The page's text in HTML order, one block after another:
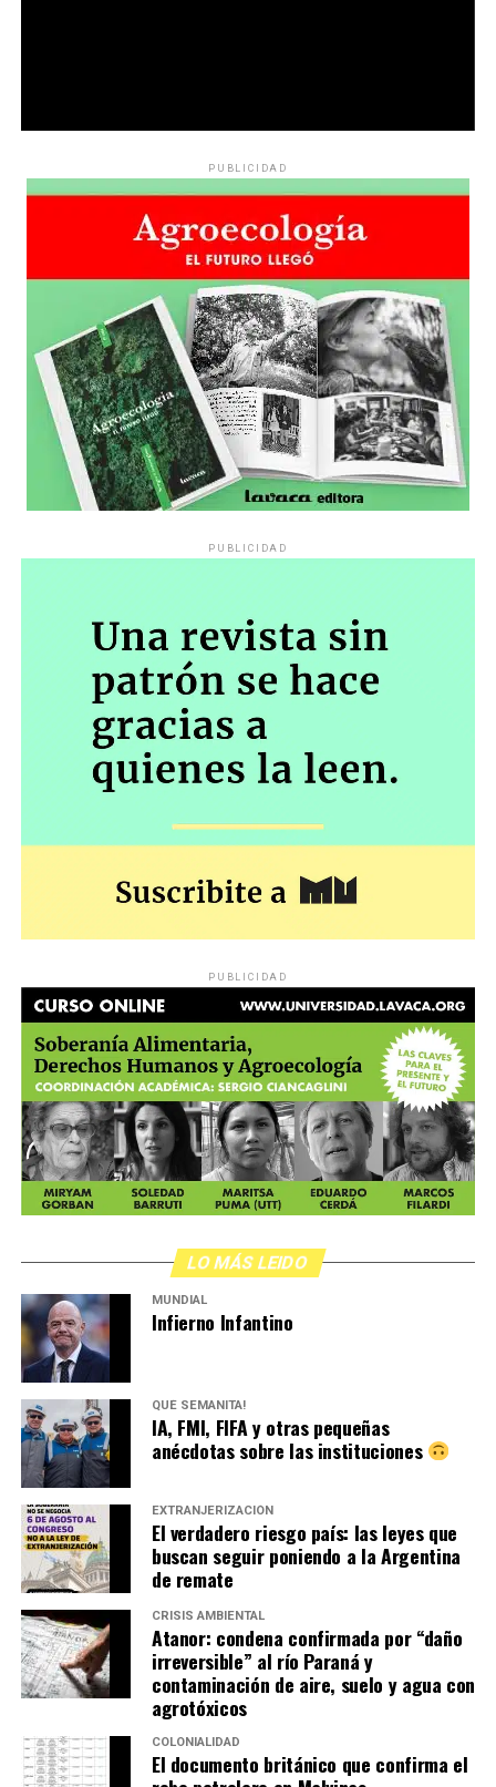
PUBLICIDAD
PUBLICIDAD
PUBLICIDAD
LO MÁS LEIDO
MUNDIAL
Infierno Infantino
QUÉ SEMANITA!
IA, FMI, FIFA y otras pequeñas
anécdotas sobre las instituciones
EXTRANJERIZACIÓN
El verdadero riesgo país: las leyes que
buscan seguir poniendo a la Argentina
de remate
CRISIS AMBIENTAL
Atanor: condena confirmada por “daño
irreversible” al río Paraná y
contaminación de aire, suelo y agua con
agrotóxicos
COLONIALIDAD
El documento británico que confirma el